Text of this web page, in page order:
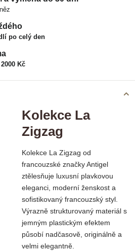
Kolekce La
Zigzag
Kolekce La Zigzag od
francouzské značky Antigel
ztělesňuje luxusní plavkovou
eleganci, moderní ženskost a
sofistikovaný francouzský styl.
Výrazně strukturovaný materiál s
jemným plastickým efektem
působí nadčasově, originálně a
velmi elegantně.
po celý den
Kč